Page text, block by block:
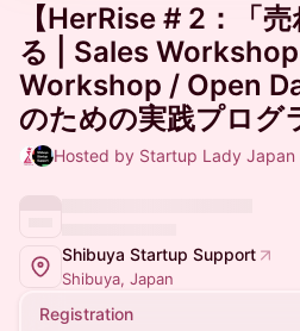
【HerRise # 2：「
る | Sales
Workshop / Open
のための実践プログ
Hosted by Startup Lady
Shibuya Startup Support
Shibuya, Japan
Registration